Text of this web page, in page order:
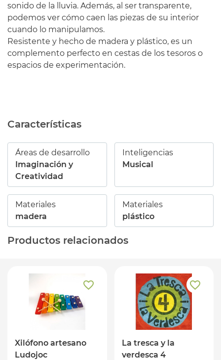
sonido de la lluvia. Además, al ser transparente,
podemos ver cómo caen las piezas de su interior
cuando lo manipulamos.
Resistente y hecho de madera y plástico, es un
complemento perfecto en cestas de los tesoros o
espacios de experimentación.
Características
Áreas de desarrollo
Imaginación y
Creatividad
Inteligencias
Musical
Materiales
madera
Materiales
plástico
Productos relacionados
Xilófono artesano
Ludojoc
La tresca y la
verdesca 4